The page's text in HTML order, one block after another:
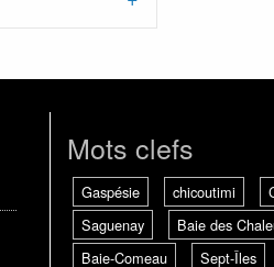
Mots clefs
Gaspésie chicoutimi
Saguenay
Baie des
Baie-Comeau
Sept-Îles